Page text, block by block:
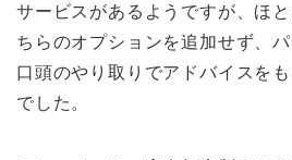
サービスがあるようですが、ほ
ちらのオプションを追加せず、
口頭のやり取りでアドバイスを
でした。